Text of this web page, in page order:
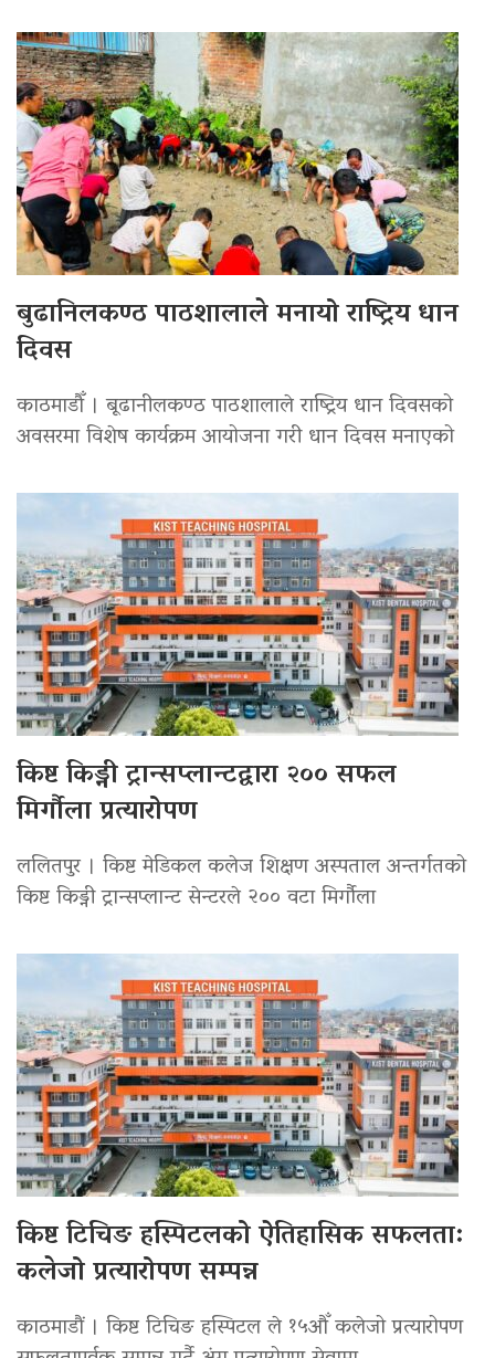
बुढानिलकण्ठ पाठशालाले मनायो राष्ट्रिय धान
दिवस
काठमाडौँ । बूढानीलकण्ठ पाठशालाले राष्ट्रिय धान दिवसको
अवसरमा विशेष कार्यक्रम आयोजना गरी धान दिवस मनाएको
किष्ट किड्नी ट्रान्सप्लान्टद्वारा २०० सफल
मिर्गौला प्रत्यारोपण
ललितपुर । किष्ट मेडिकल कलेज शिक्षण अस्पताल अन्तर्गतको
किष्ट किड्नी ट्रान्सप्लान्ट सेन्टरले २०० वटा मिर्गौला
किष्ट टिचिङ हस्पिटलको ऐतिहासिक सफलता:
कलेजो प्रत्यारोपण सम्पन्न
काठमाडौं । किष्ट टिचिङ हस्पिटल ले १५औँ कलेजो प्रत्यारोपण